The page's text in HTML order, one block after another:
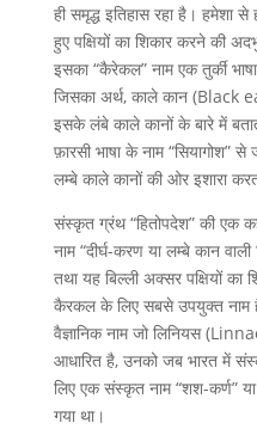
ही समृद्ध इतिहास रहा है। हमेशा
हुए पक्षियों का शिकार करने की
इसका “कैरेकल” नाम एक तुर्की
जिसका अर्थ, काले कान (Black
इसके लंबे काले कानों के बारे में
फ़ारसी भाषा के नाम “सियागोश”
लम्बे काले कानों की ओर इशारा
संस्कृत ग्रंथ “हितोपदेश” की एक
नाम “दीर्घ-करण या लम्बे कान
तथा यह बिल्ली अक्सर पक्षियों का
कैरकल के लिए सबसे उपयुक्त नाम
वैज्ञानिक नाम जो लिनियस
आधारित है, उनको जब भारत में
लिए एक संस्कृत नाम “शश-कर्ण”
गया था।